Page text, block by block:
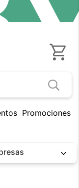
en
Promociones